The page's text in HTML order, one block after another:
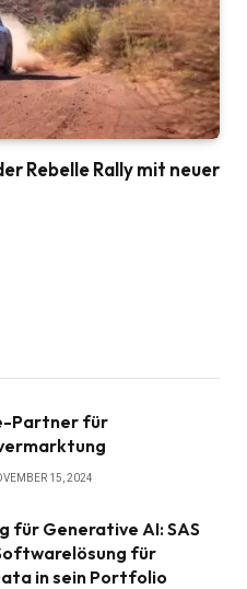
Rebelle Rally mit neuer
Partner für
15, 2024
für Generative AI: SAS
für
in sein Portfolio